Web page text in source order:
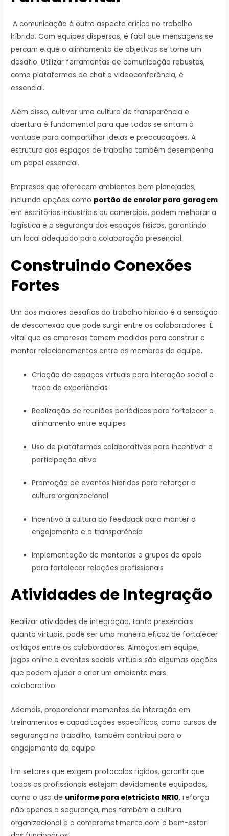
A comunicação é outro aspecto crítico no trabalho
híbrido. Com equipes dispersas, é fácil que mensagens se
percam e que o alinhamento de objetivos se torne um
desafio. Utilizar ferramentas de comunicação robustas,
como plataformas de chat e videoconferência, é
essencial.
Além disso, cultivar uma cultura de transparência e
abertura é fundamental para que todos se sintam à
vontade para compartilhar ideias e preocupações. A
estrutura dos espaços de trabalho também desempenha
um papel essencial.
Empresas que oferecem ambientes bem planejados,
incluindo opções como portão de enrolar para garagem
em escritórios industriais ou comerciais, podem melhorar a
logística e a segurança dos espaços físicos, garantindo
um local adequado para colaboração presencial.
Construindo Conexões
Fortes
Um dos maiores desafios do trabalho híbrido é a sensação
de desconexão que pode surgir entre os colaboradores. É
vital que as empresas tomem medidas para construir e
manter relacionamentos entre os membros da equipe.
Criação de espaços virtuais para interação social e
troca de experiências
Realização de reuniões periódicas para fortalecer o
alinhamento entre equipes
Uso de plataformas colaborativas para incentivar a
participação ativa
Promoção de eventos híbridos para reforçar a
cultura organizacional
Incentivo à cultura do feedback para manter o
engajamento e a transparência
Implementação de mentorias e grupos de apoio
para fortalecer relações profissionais
Atividades de Integração
Realizar atividades de integração, tanto presenciais
quanto virtuais, pode ser uma maneira eficaz de fortalecer
os laços entre os colaboradores. Almoços em equipe,
jogos online e eventos sociais virtuais são algumas opções
que podem ajudar a criar um ambiente mais
colaborativo.
Ademais, proporcionar momentos de interação em
treinamentos e capacitações específicas, como cursos de
segurança no trabalho, também contribui para o
engajamento da equipe.
Em setores que exigem protocolos rígidos, garantir que
todos os profissionais estejam devidamente equipados,
como o uso de uniforme para eletricista NR10, reforça
não apenas a segurança, mas também a cultura
organizacional e o comprometimento com o bem-estar